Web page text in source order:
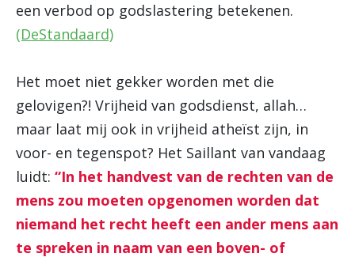
een verbod op godslastering betekenen.
(DeStandaard)
Het moet niet gekker worden met die
gelovigen?! Vrijheid van godsdienst, allah…
maar laat mij ook in vrijheid atheïst zijn, in
voor- en tegenspot? Het Saillant van vandaag
luidt: “In het handvest van de rechten van de
mens zou moeten opgenomen worden dat
niemand het recht heeft een ander mens aan
te spreken in naam van een boven- of